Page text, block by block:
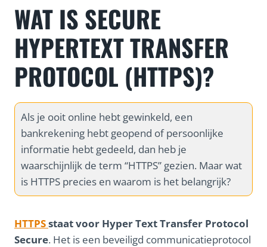
WAT IS SECURE
HYPERTEXT TRANSFER
PROTOCOL (HTTPS)?
Als je ooit online hebt gewinkeld, een
bankrekening hebt geopend of persoonlijke
informatie hebt gedeeld, dan heb je
waarschijnlijk de term “HTTPS” gezien. Maar wat
is HTTPS precies en waarom is het belangrijk?
HTTPSstaat voor Hyper Text Transfer Protocol
Secure. Het is een beveiligd communicatieprotocol